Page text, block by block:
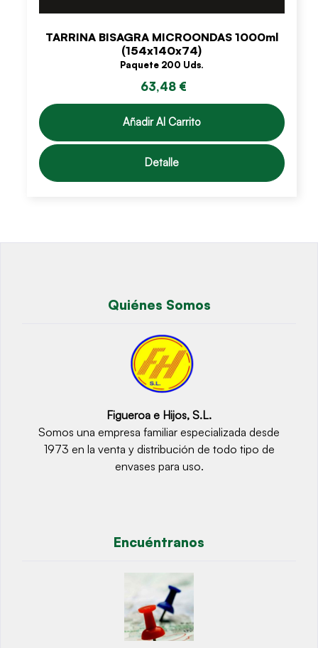
TARRINA BISAGRA MICROONDAS 1000ml
(154x140x74)
Paquete 200 Uds.
63,48 €
Añadir Al Carrito
Detalle
Quiénes Somos
Figueroa e Hijos, S.L.
Somos una empresa familiar especializada desde
1973 en la venta y distribución de todo tipo de
envases para uso.
Encuéntranos